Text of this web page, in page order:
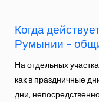
Когда
Румынии –
На отдельных
как в праздничные
дни,